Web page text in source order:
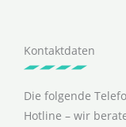
Kontaktdaten
Die folgende
Hotline – wir